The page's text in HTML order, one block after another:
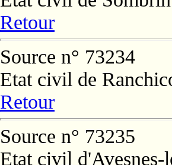
Retour
Source n° 73234
Etat civil de
Retour
Source n° 73235
Etat civil d'Avesnes-